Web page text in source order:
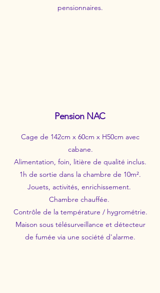
pensionnaires.
Pension NAC
Cage de 142cm x 60cm x H50cm avec
cabane.
Alimentation, foin, litière de qualité inclus.
1h de sortie dans la chambre de 10m².
Jouets, activités, enrichissement.
Chambre chauffée.
Contrôle de la température / hygrométrie.
Maison sous télésurveillance et détecteur
de fumée via une société d'alarme.